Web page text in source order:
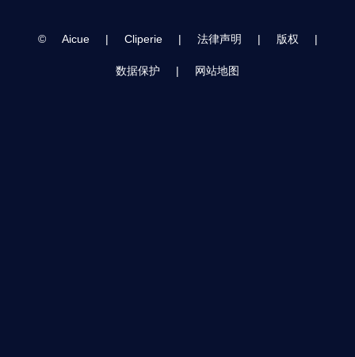
© Aicue | Cliperie | 法律声明 | 版权 |
数据保护 | 网站地图